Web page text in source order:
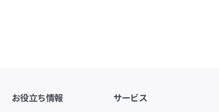
お役立ち情報 サービス